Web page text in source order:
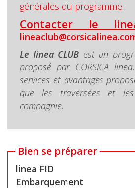
générales du programme.
Contacter le
Le linea CLUB est un
proposé par CORSICA
services et avantages
que les traversées et
compagnie.
Bien se préparer
linea FID
Embarquement